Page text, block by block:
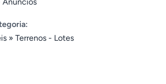
» Terrenos - Lotes